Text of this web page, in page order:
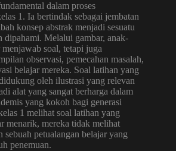
dalam proses
1. Ia bertindak sebagai jembatan
konsep abstrak menjadi sesuatu
dipahami. Melalui gambar, anak-
soal, tetapi juga
observasi, pemecahan masalah,
belajar mereka. Soal latihan yang
oleh ilustrasi yang relevan
alat yang sangat berharga dalam
yang kokoh bagi generasi
1 melihat soal latihan yang
menarik, mereka tidak melihat
sebuah petualangan belajar yang
penemuan.